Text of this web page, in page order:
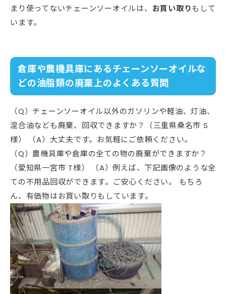
まり使ってないチェーンソーオイルは、 お買い取りもして
います。
倉庫や農機具庫にあるチェーンソーオイルな
どの油脂類の廃棄上のよくある質問
（Q）チェーンソーオイル以外のガソリンや軽油、灯油、
混合油なども廃棄、回収できますか？（三重県桑名市 S
様） （A）大丈夫です。お気軽にご依頼ください。
（Q）農機具庫や倉庫の全ての物の廃棄ができますか？
（愛知県一宮市 T様） （A）例えば、下記画像のような全
ての不用品回収ができます。ご安心ください。 もちろ
ん、有価物はお買い取りもしています。